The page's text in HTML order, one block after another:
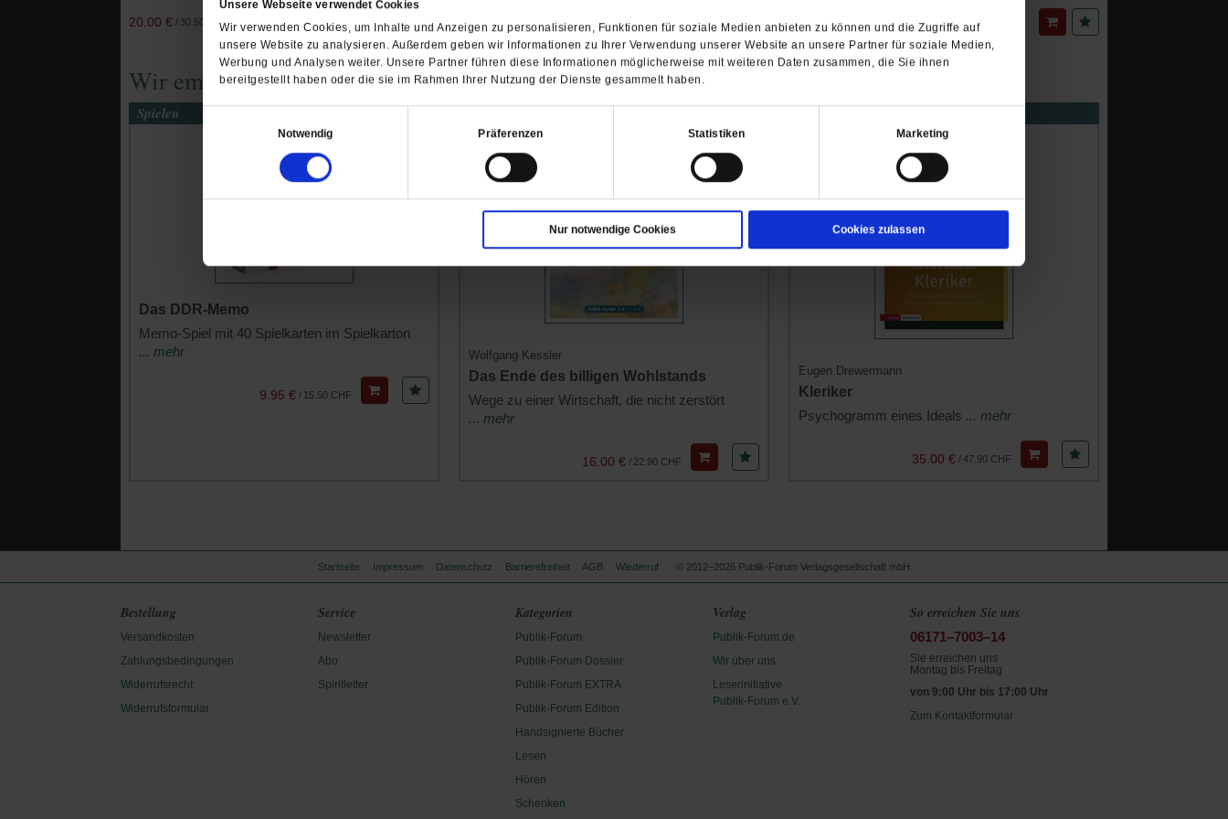
Unsere Webseite verwendet Cookies
Wir verwenden Cookies, um Inhalte und Anzeigen zu personalisieren, Funktionen für soziale Medien anbieten zu können und die Zugriffe auf
unsere Website zu analysieren. Außerdem geben wir Informationen zu Ihrer Verwendung unserer Website an unsere Partner für soziale Medien,
Werbung und Analysen weiter. Unsere Partner führen diese Informationen möglicherweise mit weiteren Daten zusammen, die Sie ihnen
bereitgestellt haben oder die sie im Rahmen Ihrer Nutzung der Dienste gesammelt haben.
Notwendig
Präferenzen Statistiken Marketing
Nur notwendige Cookies Cookies zulassen
20.00 € / 30.50 CHF 16.00 € / 24.50 CHF 10.50 € 13.00 CHF 24.00 € 33.90 CHF 18.00 € 25.90 CHF
Wir empfehlen
Spielen
Das DDR-Memo
Memo-Spiel mit 40 Spielkarten im Spielkarton
... mehr
15.50 CHF
/
9.95 €
Publik-Forum Edition
Wolfgang Kessler
Das Ende des billigen Wohlstands
Wege zu einer Wirtschaft, die nicht zerstört
... mehr
22.90 CHF
/
16.00 €
Eugen Drewermann
Eugen Drewermann
Kleriker
Psychogramm eines Ideals ... mehr
47.90 CHF
/
35.00 €
Startseite Impressum Datenschutz Barrierefreiheit AGB Wiederruf © 2012–2026 Publik-Forum Verlagsgesellschaft mbH
Bestellung
Versandkosten
Zahlungsbedingungen
Widerrufsrecht
Widerrufsformular
Service
Newsletter
Abo
Spiritletter
Kategorien
Publik-Forum
Publik-Forum Dossier
Publik-Forum EXTRA
Publik-Forum Edition
Handsignierte Bücher
Lesen
Hören
Schenken
Verlag
Publik-Forum.de
Wir über uns
Leserinitiative
Publik-Forum e.V.
So erreichen Sie uns
06171–7003–14
Sie erreichen uns
Montag bis Freitag
von 9:00 Uhr bis 17:00 Uhr
Zum Kontaktformular